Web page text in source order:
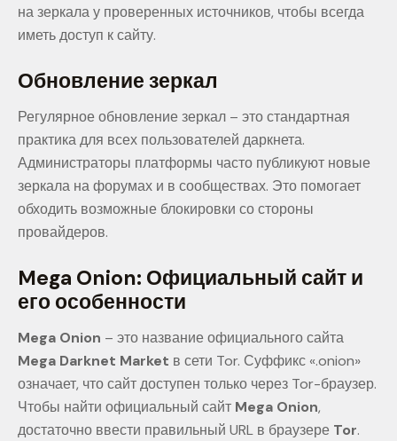
на зеркала у проверенных источников, чтобы всегда
иметь доступ к сайту.
Обновление зеркал
Регулярное обновление зеркал – это стандартная
практика для всех пользователей даркнета.
Администраторы платформы часто публикуют новые
зеркала на форумах и в сообществах. Это помогает
обходить возможные блокировки со стороны
провайдеров.
Mega Onion: Официальный сайт и
его особенности
Mega Onion – это название официального сайта
Mega Darknet Market в сети Tor. Суффикс «.onion»
означает, что сайт доступен только через Tor-браузер.
Чтобы найти официальный сайт Mega Onion,
достаточно ввести правильный URL в браузере Tor.